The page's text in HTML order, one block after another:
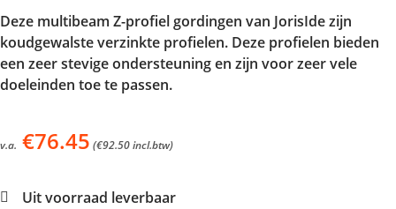
Deze multibeam Z-profiel gordingen van JorisIde zijn
koudgewalste verzinkte profielen. Deze profielen bieden
een zeer stevige ondersteuning en zijn voor zeer vele
doeleinden toe te passen.
v.a. €76.45 (€92.50incl.btw)
Uit voorraad leverbaar